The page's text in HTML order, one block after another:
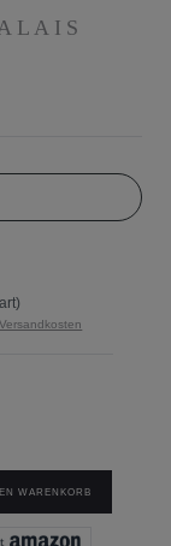
WARENKORB